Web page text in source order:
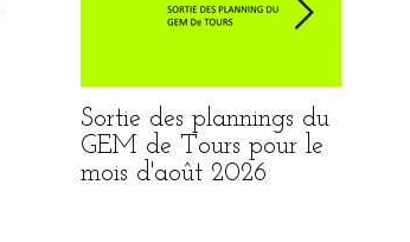
Sortie des plannings du
GEM de Tours pour le
mois d'août 2026